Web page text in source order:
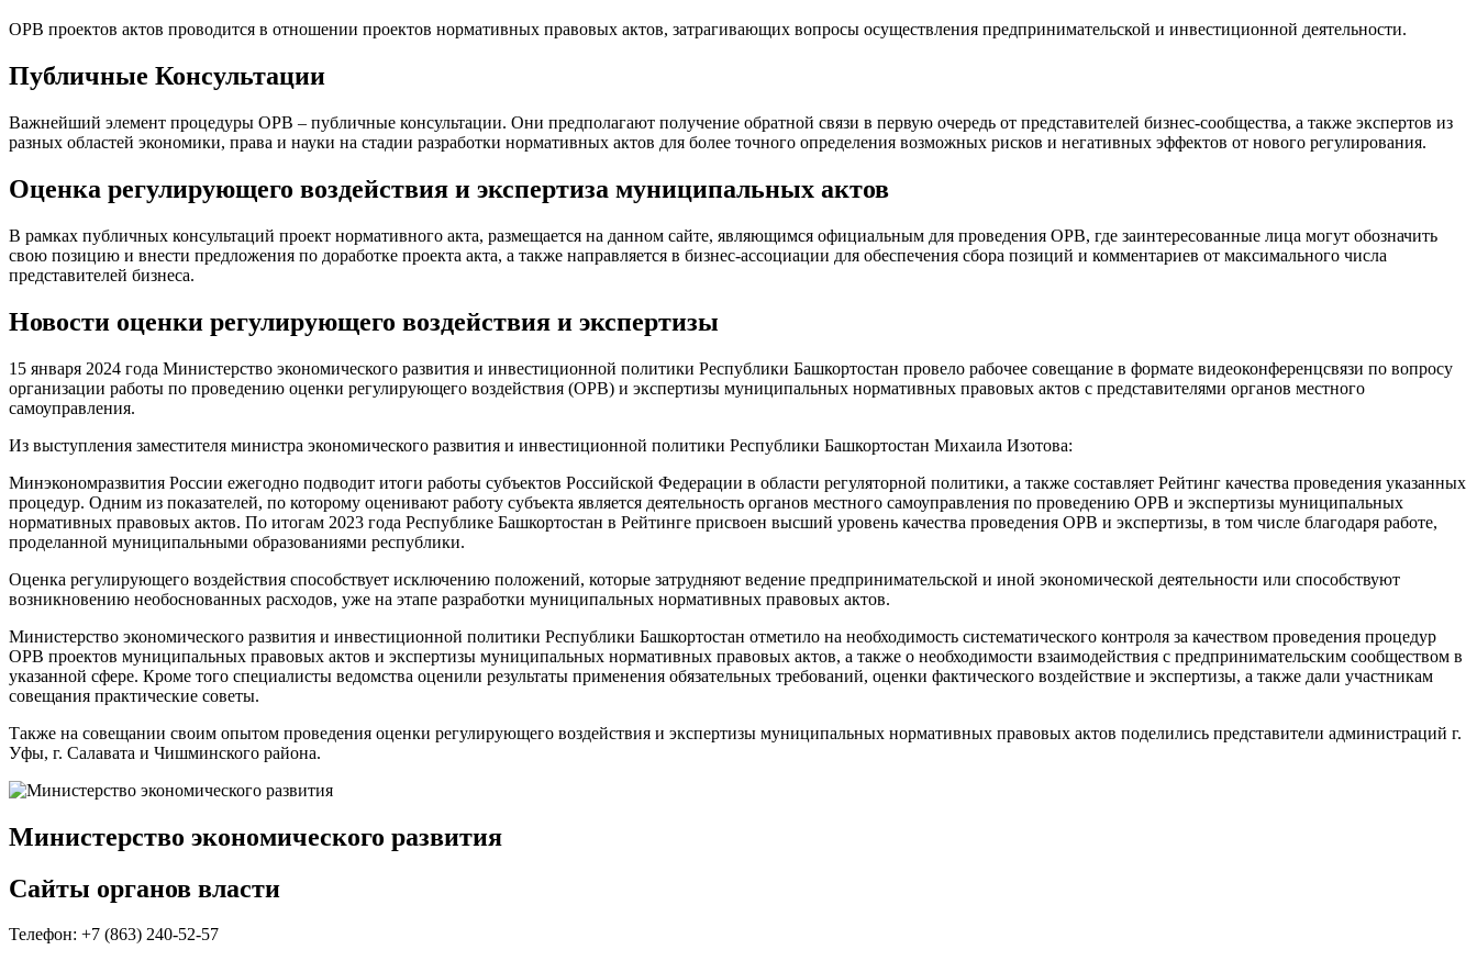
ОРВ проектов актов проводится в отношении проектов нормативных правовых актов, затрагивающих вопросы осуществления предпринимательской и инвестиционной деятельности.
Публичные Консультации
Важнейший элемент процедуры ОРВ – публичные консультации. Они предполагают получение обратной связи в первую очередь от представителей бизнес-сообщества, а также экспертов из
разных областей экономики, права и науки на стадии разработки нормативных актов для более точного определения возможных рисков и негативных эффектов от нового регулирования.
Оценка регулирующего воздействия и экспертиза муниципальных актов
В рамках публичных консультаций проект нормативного акта, размещается на данном сайте, являющимся официальным для проведения ОРВ, где заинтересованные лица могут обозначить
свою позицию и внести предложения по доработке проекта акта, а также направляется в бизнес-ассоциации для обеспечения сбора позиций и комментариев от максимального числа
представителей бизнеса.
Новости оценки регулирующего воздействия и экспертизы
15 января 2024 года Министерство экономического развития и инвестиционной политики Республики Башкортостан провело рабочее совещание в формате видеоконференцсвязи по вопросу
организации работы по проведению оценки регулирующего воздействия (ОРВ) и экспертизы муниципальных нормативных правовых актов с представителями органов местного
самоуправления.
Из выступления заместителя министра экономического развития и инвестиционной политики Республики Башкортостан Михаила Изотова:
Минэкономразвития России ежегодно подводит итоги работы субъектов Российской Федерации в области регуляторной политики, а также составляет Рейтинг качества проведения указанных
процедур. Одним из показателей, по которому оценивают работу субъекта является деятельность органов местного самоуправления по проведению ОРВ и экспертизы муниципальных
нормативных правовых актов. По итогам 2023 года Республике Башкортостан в Рейтинге присвоен высший уровень качества проведения ОРВ и экспертизы, в том числе благодаря работе,
проделанной муниципальными образованиями республики.
Оценка регулирующего воздействия способствует исключению положений, которые затрудняют ведение предпринимательской и иной экономической деятельности или способствуют
возникновению необоснованных расходов, уже на этапе разработки муниципальных нормативных правовых актов.
Министерство экономического развития и инвестиционной политики Республики Башкортостан отметило на необходимость систематического контроля за качеством проведения процедур
ОРВ проектов муниципальных правовых актов и экспертизы муниципальных нормативных правовых актов, а также о необходимости взаимодействия с предпринимательским сообществом в
указанной сфере. Кроме того специалисты ведомства оценили результаты применения обязательных требований, оценки фактического воздействие и экспертизы, а также дали участникам
совещания практические советы.
Также на совещании своим опытом проведения оценки регулирующего воздействия и экспертизы муниципальных нормативных правовых актов поделились представители администраций г.
Уфы, г. Салавата и Чишминского района.
Министерство экономического развития
Сайты органов власти
Телефон: +7 (863) 240-52-57